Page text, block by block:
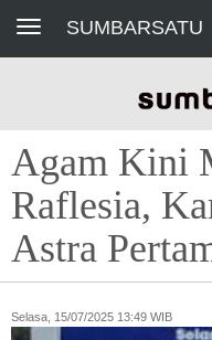
Toggle navigationSUMBARSATU
Agam Kini
Raflesia,
Astra
Selasa, 15/07/2025 13:49 WIB